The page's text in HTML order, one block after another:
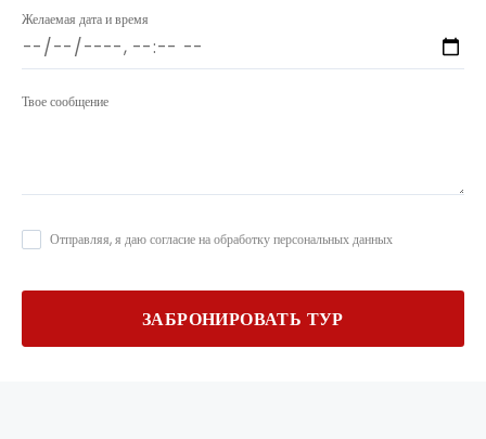
Желаемая дата и время
Твое сообщение
Отправляя, я даю согласие на обработку персональных данных
ЗАБРОНИРОВАТЬ ТУР